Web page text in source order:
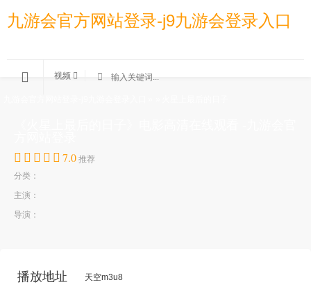
九游会官方网站登录-j9九游会登录入口
视频
7.0 推荐
分类：
主演：
导演：
播放地址 天空m3u8